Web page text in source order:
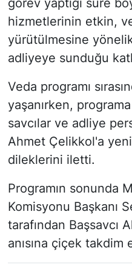
görev yaptığı süre
hizmetlerinin etkin,
yürütülmesine yönelik
adliyeye sunduğu
Veda programı
yaşanırken,
savcılar ve adliye
Ahmet Çelikkol'a
dileklerini iletti.
Programın sonunda
Komisyonu Başkanı
tarafından Başsavcı
anısına çiçek takdim